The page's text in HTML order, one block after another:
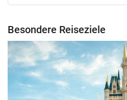
Besondere Reiseziele